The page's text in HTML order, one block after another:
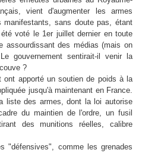
vient d'augmenter les armes
manifestants, sans doute pas, étant
voté le 1er juillet dernier en toute
assourdissant des médias (mais on
gouvernement sentirait-il venir la
?
ont apporté un soutien de poids à la
jusqu'à maintenant en France.
liste des armes, dont la loi autorise
du maintien de l'ordre, un fusil
des munitions réelles, calibre
"défensives", comme les grenades